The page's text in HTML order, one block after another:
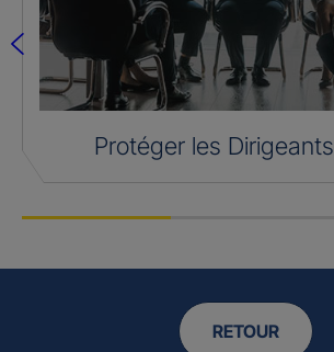
Protéger les Dirigeants
RETOUR